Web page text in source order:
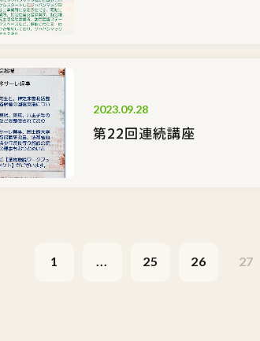
2023.09.28
第22回連続講座
1 ... 25 26 27